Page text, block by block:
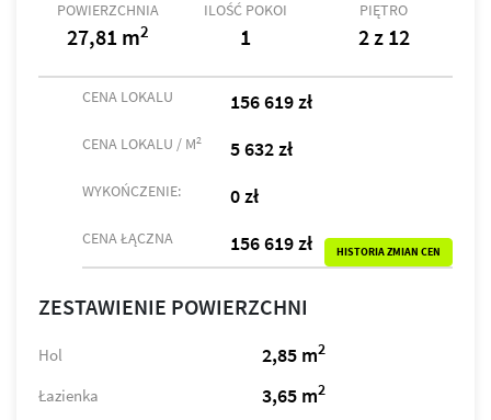
POWIERZCHNIA
27,81 m2
ILOŚĆ POKOI
1
PIĘTRO
2 z 12
CENA LOKALU 156 619 zł
CENA LOKALU / M2 5 632 zł
WYKOŃCZENIE: 0 zł
CENA ŁĄCZNA 156 619 zł HISTORIA ZMIAN CEN
ZESTAWIENIE POWIERZCHNI
Hol 2,85 m2
Łazienka 3,65 m2